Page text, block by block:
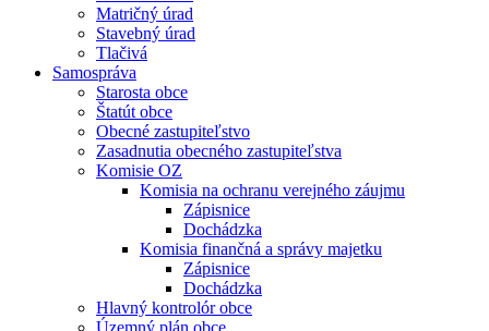
Matričný úrad
Stavebný úrad
Tlačivá
Samospráva
Starosta obce
Štatút obce
Obecné zastupiteľstvo
Zasadnutia obecného zastupiteľstva
Komisie OZ
Komisia na ochranu verejného záujmu
Zápisnice
Dochádzka
Komisia finančná a správy majetku
Zápisnice
Dochádzka
Hlavný kontrolór obce
Územný plán obce